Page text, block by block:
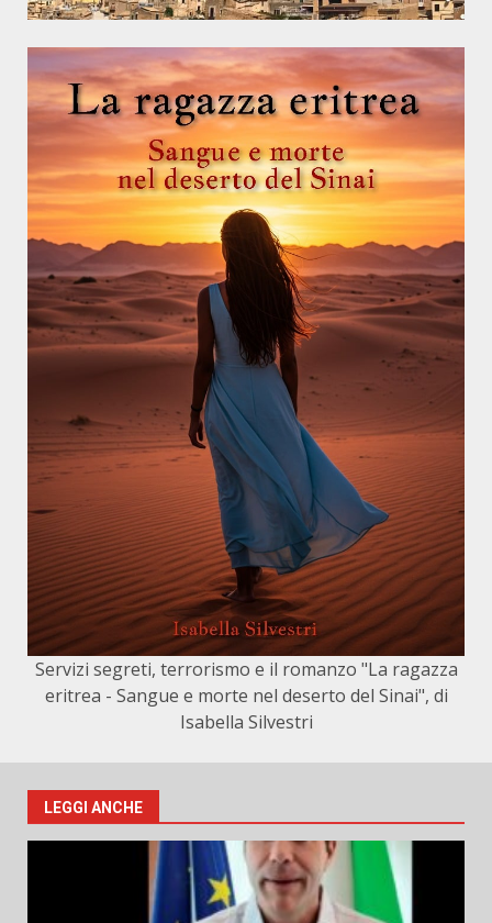
Servizi segreti, terrorismo e il romanzo "La ragazza
eritrea - Sangue e morte nel deserto del Sinai", di
Isabella Silvestri
LEGGI ANCHE